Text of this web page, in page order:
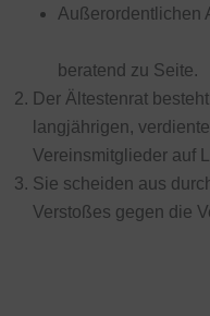
Außerordentlichen
beratend zu Seite.
Der Ältestenrat
langjährigen,
Vereinsmitglieder auf
Sie scheiden aus
Verstoßes gegen die